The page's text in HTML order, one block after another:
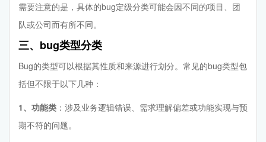
需要注意的是，具体的bug定级分类可能会因不同的项目、团
队或公司而有所不同。
三、bug类型分类
Bug的类型可以根据其性质和来源进行划分。常见的bug类型包
括但不限于以下几种：
1、功能类 ：涉及业务逻辑错误、需求理解偏差或功能实现与预
期不符的问题。